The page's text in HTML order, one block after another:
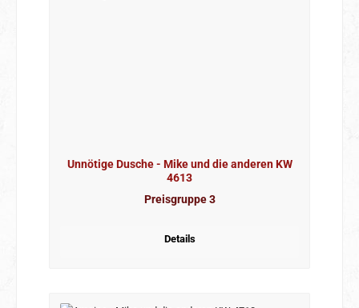
Unnötige Dusche - Mike und die anderen KW
4613
Preisgruppe 3
Details